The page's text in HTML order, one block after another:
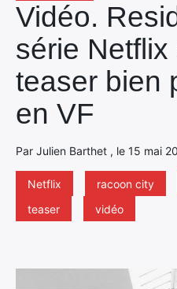
Vidéo.
série Netflix
teaser bien
en VF
Par Julien Barthet , le 15 mai
Netflix racoon city
teaser
vidéo